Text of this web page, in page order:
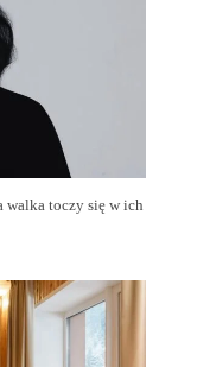
walka toczy się w ich